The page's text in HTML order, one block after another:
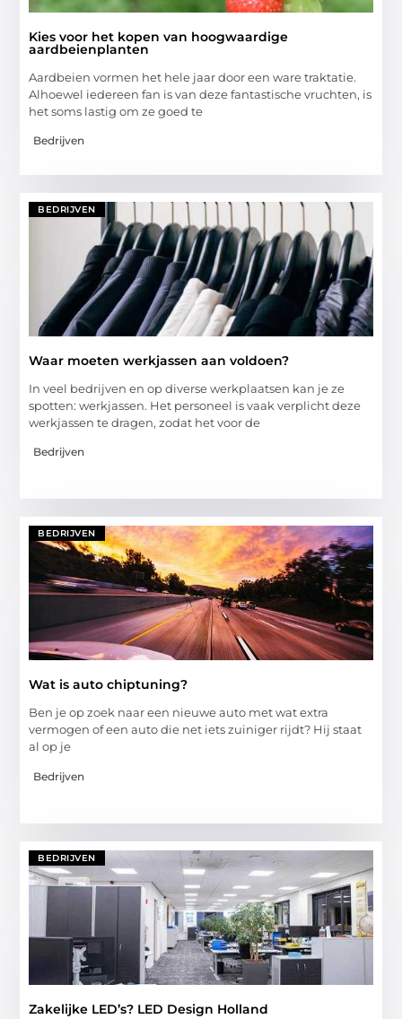
Kies voor het kopen van hoogwaardige
aardbeienplanten
Aardbeien vormen het hele jaar door een ware traktatie.
Alhoewel iedereen fan is van deze fantastische vruchten, is
het soms lastig om ze goed te
Bedrijven
BEDRIJVEN
Waar moeten werkjassen aan voldoen?
In veel bedrijven en op diverse werkplaatsen kan je ze
spotten: werkjassen. Het personeel is vaak verplicht deze
werkjassen te dragen, zodat het voor de
Bedrijven
BEDRIJVEN
Wat is auto chiptuning?
Ben je op zoek naar een nieuwe auto met wat extra
vermogen of een auto die net iets zuiniger rijdt? Hij staat
al op je
Bedrijven
BEDRIJVEN
Zakelijke LED’s? LED Design Holland